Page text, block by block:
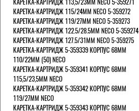
КАРЕТКА-КАРТРИДЖ 115/24ММ NECO 5-359272
КАРЕТКА-КАРТРИДЖ 119/27ММ NECO 5-359273
КАРЕТКА-КАРТРИДЖ 122.5/28.5ММ NECO 5-359274
КАРЕТКА-КАРТРИДЖ 127.5/31ММ NECO 5-359275
КАРЕТКА-КАРТРИДЖ 5-359339 КОРПУС 68ММ
110/22ММ (50) NECO
КАРЕТКА-КАРТРИДЖ 5-359341 КОРПУС 68ММ
115,5/23,5ММ NECO
КАРЕТКА-КАРТРИДЖ 5-359342 КОРПУС 68ММ
119/27ММ NECO
КАРЕТКА-КАРТРИДЖ 5-359343 КОРПУС 68ММ